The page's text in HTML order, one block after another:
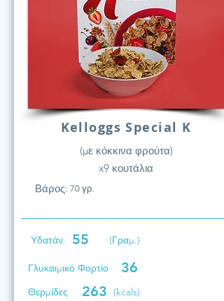
Kelloggs Special K
(με κόκκινα φρούτα)
x9 κουτάλια
Βάρος: 70 γρ.
Υδατάν. 55 (Γραμ.)
Γλυκαιμικό Φορτίο 36
Θερμίδες 263 (kcals)